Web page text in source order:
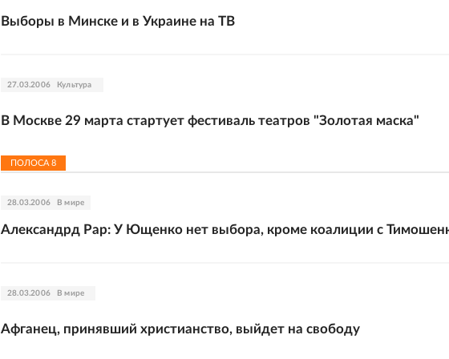
Выборы в Минске и в Украине на ТВ
27.03.2006 Культура
В Москве 29 марта стартует фестиваль театров "Золотая маска"
ПОЛОСА 8
28.03.2006 В мире
Александрд Рар: У Ющенко нет выбора, кроме коалиции с
28.03.2006 В мире
Афганец, принявший христианство, выйдет на свободу